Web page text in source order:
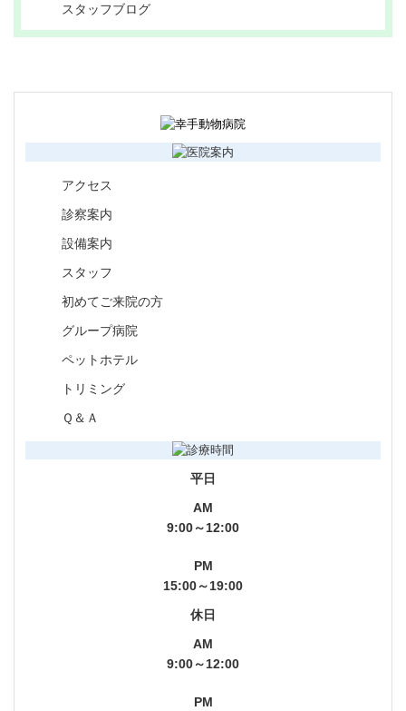
スタッフブログ
アクセス
診察案内
設備案内
スタッフ
初めてご来院の方
グループ病院
ペットホテル
トリミング
Ｑ＆Ａ
平日
AM
9:00～12:00
PM
15:00～19:00
休日
AM
9:00～12:00
PM